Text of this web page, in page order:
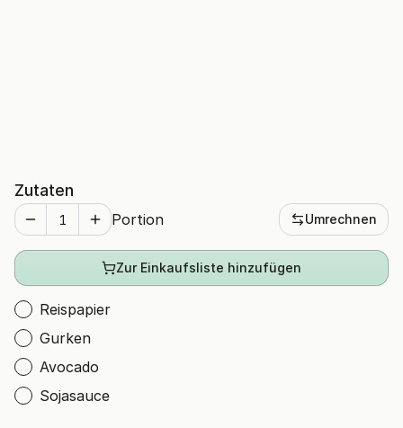
Zutaten
Portion Umrechnen
Zur Einkaufsliste hinzufügen
Reispapier
Gurken
Avocado
Sojasauce